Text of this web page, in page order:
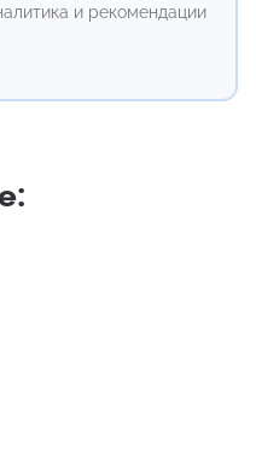
и рекомендации